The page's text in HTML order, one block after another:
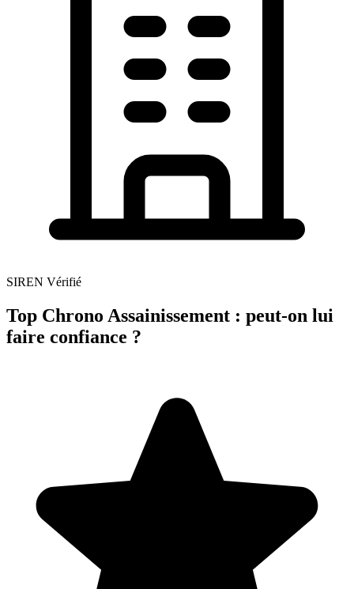
SIREN Vérifié
Top Chrono Assainissement : peut-on lui
faire confiance ?